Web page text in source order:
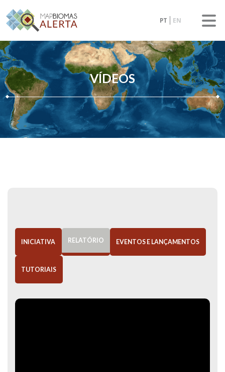
PT EN
VÍDEOS
INICIATIVA RELATÓRIO EVENTOS E LANÇAMENTOS
TUTORIAIS